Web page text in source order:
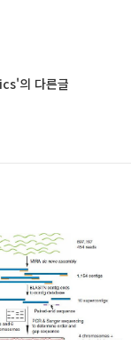
의 다른글